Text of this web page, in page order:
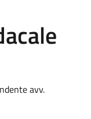
avv.